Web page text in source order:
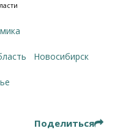
Новосибирск
Поделиться